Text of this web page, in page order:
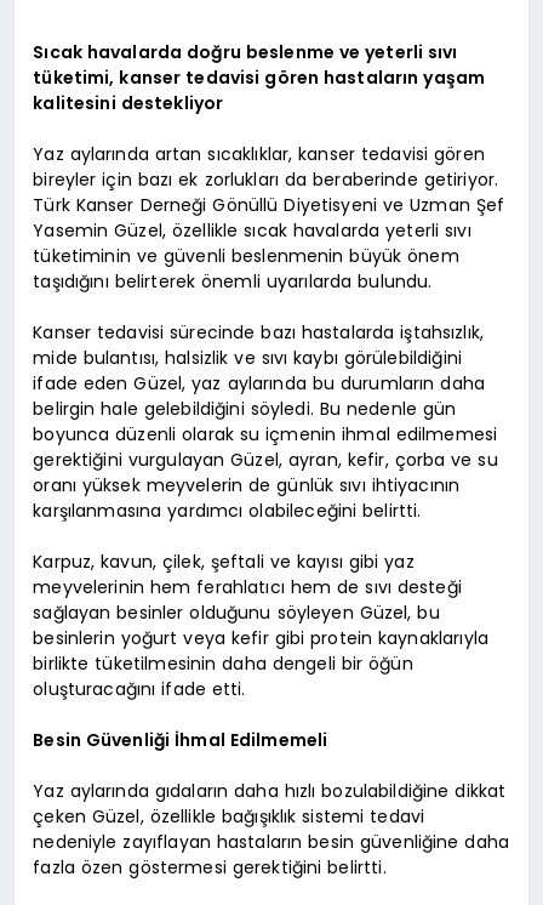
Sıcak havalarda doğru beslenme ve yeterli sıvı
tüketimi, kanser tedavisi gören hastaların yaşam
kalitesini destekliyor
Yaz aylarında artan sıcaklıklar, kanser tedavisi gören
bireyler için bazı ek zorlukları da beraberinde getiriyor.
Türk Kanser Derneği Gönüllü Diyetisyeni ve Uzman Şef
Yasemin Güzel, özellikle sıcak havalarda yeterli sıvı
tüketiminin ve güvenli beslenmenin büyük önem
taşıdığını belirterek önemli uyarılarda bulundu.
Kanser tedavisi sürecinde bazı hastalarda iştahsızlık,
mide bulantısı, halsizlik ve sıvı kaybı görülebildiğini
ifade eden Güzel, yaz aylarında bu durumların daha
belirgin hale gelebildiğini söyledi. Bu nedenle gün
boyunca düzenli olarak su içmenin ihmal edilmemesi
gerektiğini vurgulayan Güzel, ayran, kefir, çorba ve su
oranı yüksek meyvelerin de günlük sıvı ihtiyacının
karşılanmasına yardımcı olabileceğini belirtti.
Karpuz, kavun, çilek, şeftali ve kayısı gibi yaz
meyvelerinin hem ferahlatıcı hem de sıvı desteği
sağlayan besinler olduğunu söyleyen Güzel, bu
besinlerin yoğurt veya kefir gibi protein kaynaklarıyla
birlikte tüketilmesinin daha dengeli bir öğün
oluşturacağını ifade etti.
Besin Güvenliği İhmal Edilmemeli
Yaz aylarında gıdaların daha hızlı bozulabildiğine dikkat
çeken Güzel, özellikle bağışıklık sistemi tedavi
nedeniyle zayıflayan hastaların besin güvenliğine daha
fazla özen göstermesi gerektiğini belirtti.